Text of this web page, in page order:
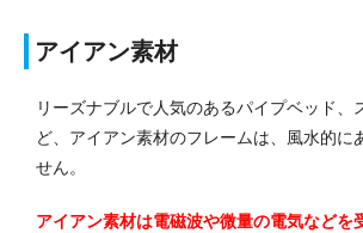
アイアン素材
リーズナブルで人気のあるパイプベッド、
ど、アイアン素材のフレームは、風水的に
せん。
アイアン素材は電磁波や微量の電気などを